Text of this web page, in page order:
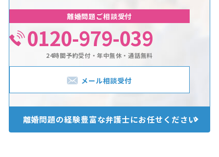
離婚問題ご相談受付
0120-979-039
24時間予約受付・年中無休・通話無料
メール相談受付
離婚問題の経験豊富な弁護士にお任せください